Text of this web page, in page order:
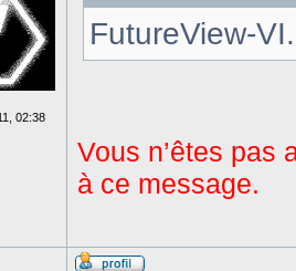
02:38
FutureView-
Vous n’êtes pas
à ce message.